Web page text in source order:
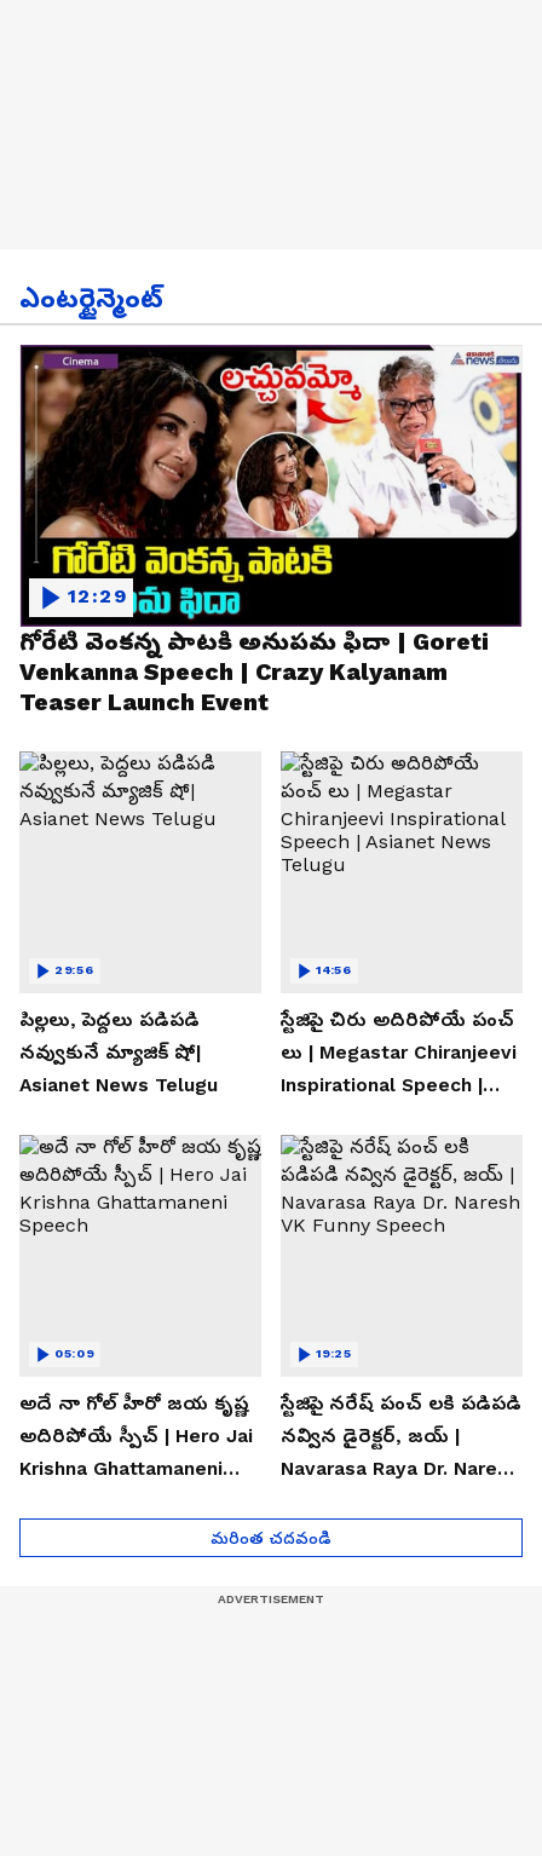
ఎంటర్టైన్మెంట్
గోరేటి వెంకన్న పాటకి అనుపమ ఫిదా | Goreti
Venkanna Speech | Crazy Kalyanam
Teaser Launch Event
12:29
పిల్లలు, పెద్దలు పడిపడి
నవ్వుకునే మ్యాజిక్ షో|
Asianet News Telugu
29:56
స్టేజిపై చిరు అదిరిపోయే పంచ్
లు | Megastar Chiranjeevi
Inspirational Speech |
14:56
అదే నా గోల్ హీరో జయ కృష్ణ
అదిరిపోయే స్పీచ్ | Hero Jai
Krishna Ghattamaneni
05:09
స్టేజిపై నరేష్ పంచ్ లకి పడిపడి
నవ్విన డైరెక్టర్, జయ్ |
Navarasa Raya Dr. Naresh
19:25
మరింత చదవండి